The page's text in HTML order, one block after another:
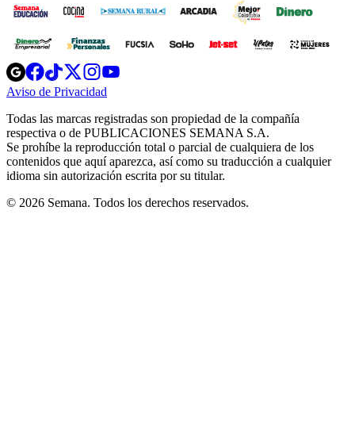
Opens
in
new
Opens
in
new
Opens
in
new
window
Opens
new
windowwindow
Aviso de Privacidad
new
window
Todas las marcas registradas son propiedad de la compañía
respectiva o de PUBLICACIONES SEMANA S.A.
Se prohíbe la reproducción total o parcial de cualquiera de los
contenidos que aquí aparezca, así como su traducción a cualquier
idioma sin autorización escrita por su titular.
© 2026 Semana. Todos los derechos reservados.